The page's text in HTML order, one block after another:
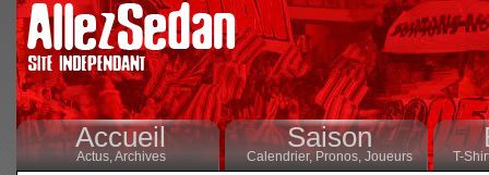
Accueil
Actus,Archives
Saison
Calendrier,Pronos, Joueurs T-